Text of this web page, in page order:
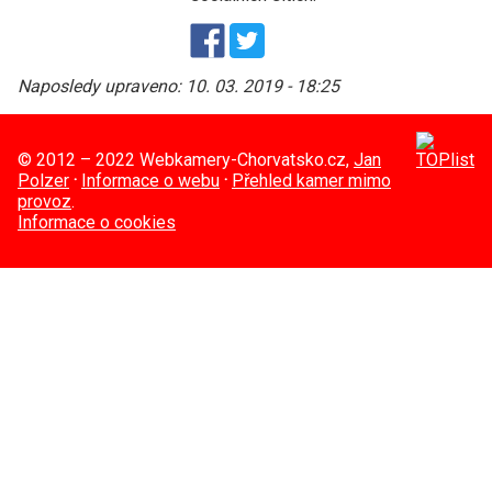
Naposledy upraveno: 10. 03. 2019 - 18:25
© 2012 – 2022 Webkamery-Chorvatsko.cz, Jan
Polzer · Informace o webu · Přehled kamer mimo
provoz.
Informace o cookies